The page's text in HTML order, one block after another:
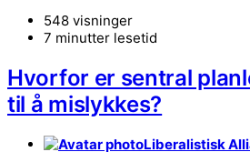
548 visninger
7 minutter lesetid
Hvorfor er sentral
til å mislykkes?
Liberalistisk